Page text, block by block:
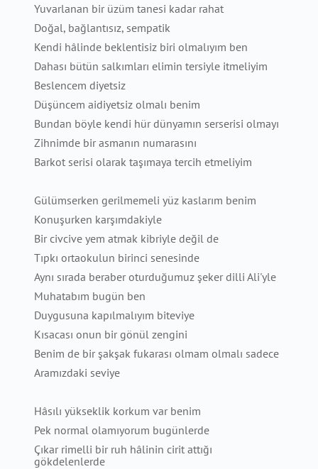
Yuvarlanan bir üzüm tanesi kadar rahat
Doğal, bağlantısız, sempatik
Kendi hâlinde beklentisiz biri olmalıyım ben
Dahası bütün salkımları elimin tersiyle itmeliyim
Beslencem diyetsiz
Düşüncem aidiyetsiz olmalı benim
Bundan böyle kendi hür dünyamın serserisi olmayı
Zihnimde bir asmanın numarasını
Barkot serisi olarak taşımaya tercih etmeliyim
Gülümserken gerilmemeli yüz kaslarım benim
Konuşurken karşımdakiyle
Bir civcive yem atmak kibriyle değil de
Tıpkı ortaokulun birinci senesinde
Aynı sırada beraber oturduğumuz şeker dilli Ali'yle
Muhatabım bugün ben
Duygusuna kapılmalıyım biteviye
Kısacası onun bir gönül zengini
Benim de bir şakşak fukarası olmam olmalı sadece
Aramızdaki seviye
Hâsılı yükseklik korkum var benim
Pek normal olamıyorum bugünlerde
Çıkar rimelli bir ruh hâlinin cirit attığı
gökdelenlerde